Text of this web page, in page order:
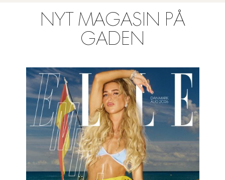
NYT MAGASIN PÅ
GADEN